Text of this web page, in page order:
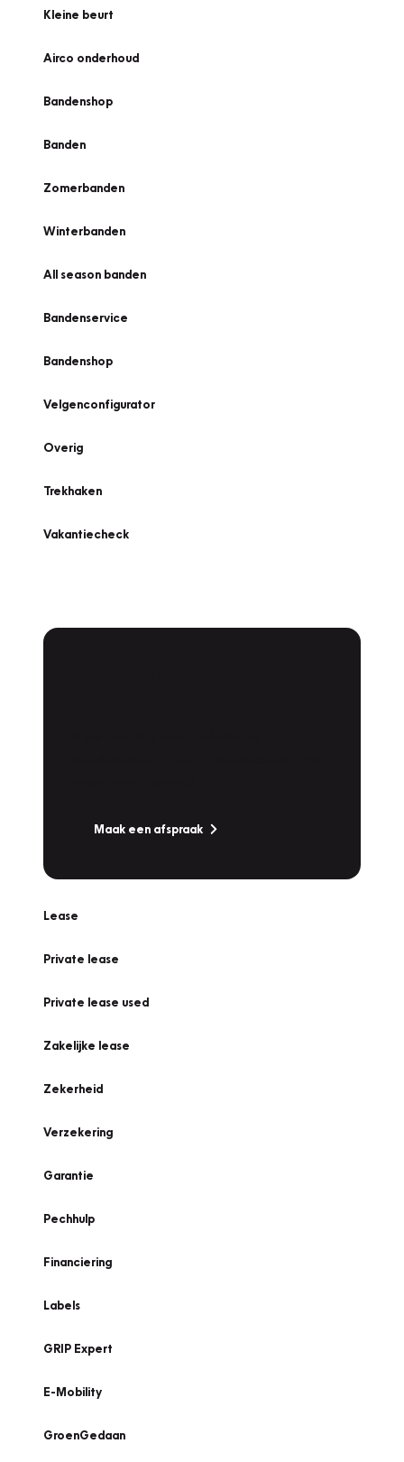
Kleine beurt
Airco onderhoud
Bandenshop
Banden
Zomerbanden
Winterbanden
All season banden
Bandenservice
Bandenshop
Velgenconfigurator
Overig
Trekhaken
Vakantiecheck
Maak een afspraak
Lease
Private lease
Private lease used
Zakelijke lease
Zekerheid
Verzekering
Garantie
Pechhulp
Financiering
Labels
GRIP Expert
E-Mobility
GroenGedaan